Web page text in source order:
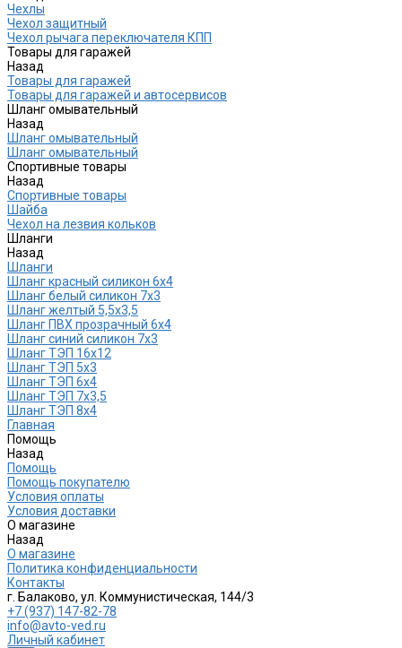
Чехлы
Чехол защитный
Чехол рычага переключателя КПП
Товары для гаражей
Назад
Товары для гаражей
Товары для гаражей и автосервисов
Шланг омывательный
Назад
Шланг омывательный
Шланг омывательный
Спортивные товары
Назад
Спортивные товары
Шайба
Чехол на лезвия кольков
Шланги
Назад
Шланги
Шланг красный силикон 6х4
Шланг белый силикон 7х3
Шланг желтый 5,5х3,5
Шланг ПВХ прозрачный 6х4
Шланг синий силикон 7х3
Шланг ТЭП 16х12
Шланг ТЭП 5х3
Шланг ТЭП 6х4
Шланг ТЭП 7х3,5
Шланг ТЭП 8х4
Главная
Помощь
Назад
Помощь
Помощь покупателю
Условия оплаты
Условия доставки
О магазине
Назад
О магазине
Политика конфиденциальности
Контакты
г. Балаково, ул. Коммунистическая, 144/3
+7 (937) 147-82-78
info@avto-ved.ru
Личный кабинет